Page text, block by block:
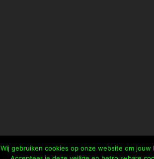
Wij gebruiken cookies op onze website om